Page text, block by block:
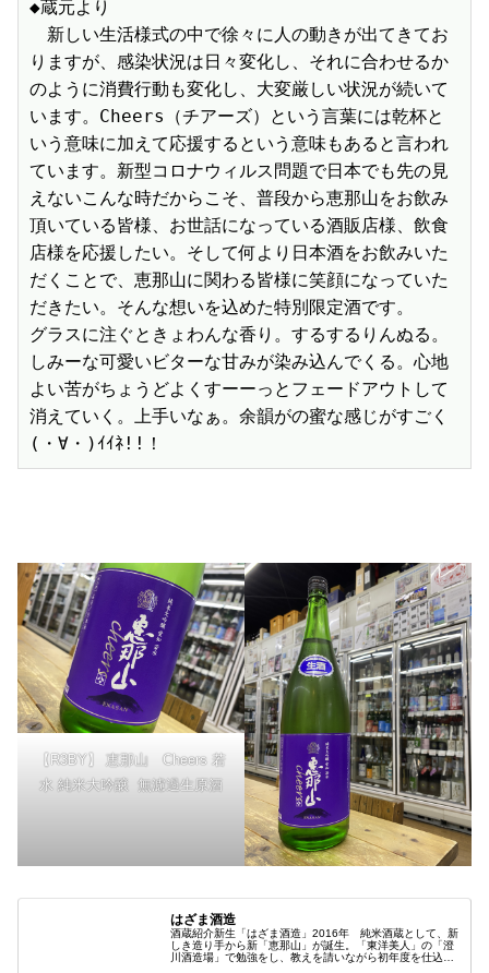
◆蔵元より
新しい生活様式の中で徐々に人の動きが出てきてお
りますが、感染状況は日々変化し、それに合わせるか
のように消費行動も変化し、大変厳しい状況が続いて
います。Cheers（チアーズ）という言葉には乾杯と
いう意味に加えて応援するという意味もあると言われ
ています。新型コロナウィルス問題で日本でも先の見
えないこんな時だからこそ、普段から恵那山をお飲み
頂いている皆様、お世話になっている酒販店様、飲食
店様を応援したい。そして何より日本酒をお飲みいた
だくことで、恵那山に関わる皆様に笑顔になっていた
だきたい。そんな想いを込めた特別限定酒です。
グラスに注ぐときょわんな香り。するするりんぬる。
しみーな可愛いビターな甘みが染み込んでくる。心地
よい苦がちょうどよくすーーっとフェードアウトして
消えていく。上手いなぁ。余韻がの蜜な感じがすごく
(・∀・)ｲｲﾈ!!！
【R3BY】 恵那山 Cheers 若
水 純米大吟醸 無濾過生原酒
はざま酒造
酒蔵紹介新生「はざま酒造」2016年 純米酒蔵として、新
しき造り手から新「恵那山」が誕生。「東洋美人」の「澄
川酒造場」で勉強をし、教えを請いながら初年度を仕込